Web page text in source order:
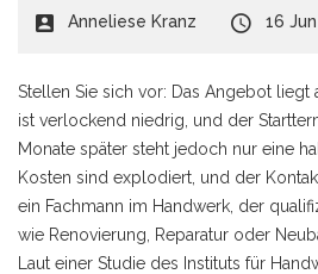
Anneliese Kranz 16
Stellen Sie sich vor: Das Angebot liegt
ist verlockend niedrig, und der
Monate später steht jedoch nur eine
Kosten sind explodiert, und der
ein Fachmann im Handwerk, der
wie Renovierung, Reparatur oder
Laut einer Studie des Instituts für